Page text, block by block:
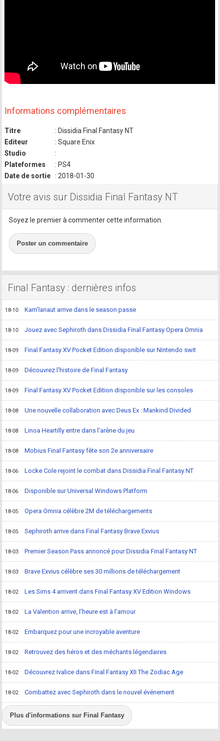
Informations complémentaires
Titre
: Dissidia Final Fantasy NT
Editeur
: Square Enix
Studio
:
Plateformes
: PS4
Date de sortie
: 2018-01-30
Votre avis sur Dissidia Final Fantasy NT
Soyez le premier à commenter cette information.
Poster un commentaire
Final Fantasy : dernières infos
18-10 Kam'lanaut arrive dans le season passe
18-10 Jouez avec Sephiroth dans Dissidia Final Fantasy Opera Omnia
18-09 Final Fantasy XV Pocket Edition disponible sur Nintendo swit
18-09 Découvrez l'histoire de Final Fantasy
18-09 Final Fantasy XV Pocket Edition disponible sur les consoles
18-08 Une nouvelle collaboration avec Deus Ex : Mankind Divided
18-08 Linoa Heartilly entre dans l'arène du jeu
18-08 Mobius Final Fantasy fête son 2e anniversaire
18-06 Locke Cole rejoint le combat dans Dissidia Final Fantasy NT
18-06 Disponible sur Universal Windows Platform
18-05 Opera Omnia célèbre 2M de téléchargements
18-05 Sephiroth arrive dans Final Fantasy Brave Exvius
18-03 Premier Season Pass annoncé pour Dissidia Final Fantasy NT
18-03 Brave Exvius célèbre ses 30 millions de téléchargement
18-02 Les Sims 4 arrivent dans Final Fantasy XV Edition Windows
18-02 La Valention arrive, l'heure est à l'amour
18-02 Embarquez pour une incroyable aventure
18-02 Retrouvez des héros et des méchants légendaires
18-02 Découvrez Ivalice dans Final Fantasy XII The Zodiac Age
18-02 Combattez avec Sephiroth dans le nouvel événement
Plus d'informations sur Final Fantasy